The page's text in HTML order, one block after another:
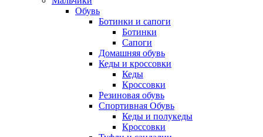
Обувь
Ботинки и сапоги
Ботинки
Сапоги
Домашняя обувь
Кеды и кроссовки
Кеды
Кроссовки
Резиновая обувь
Спортивная Обувь
Кеды и полукеды
Кроссовки